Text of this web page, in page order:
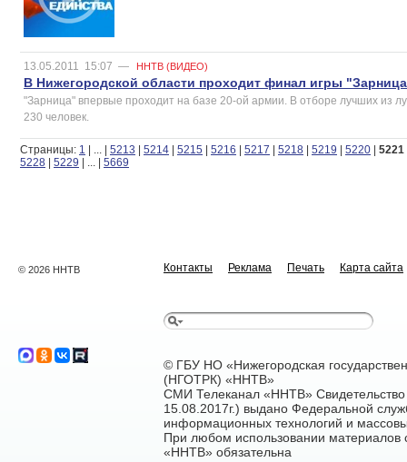
13.05.2011 15:07 — ННТВ (ВИДЕО)
В Нижегородской области проходит финал игры
"Зарница" впервые проходит на базе 20-ой армии. В отборе лучших из
230 человек.
Страницы: 1 | | 5213 | 5214 | 5215 | 5216 | 5217 | 5218 | 5219 | 5220 | 5221
5228 | 5229 | | 5669
© 2026 ННТВ Контакты Реклама Печать Карта сайта
© ГБУ НО «Нижегородская
(НГОТРК) «ННТВ»
СМИ Телеканал «ННТВ»
15.08.2017г.) выдано Федеральной
информационных технологий и
При любом использовании материалов
«ННТВ» обязательна